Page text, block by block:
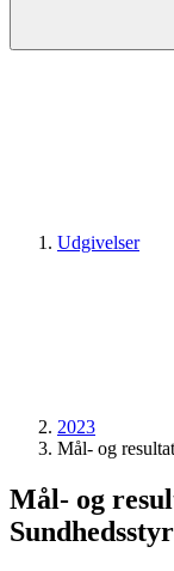
Udgivelser
2023
Mål- og
Mål- og